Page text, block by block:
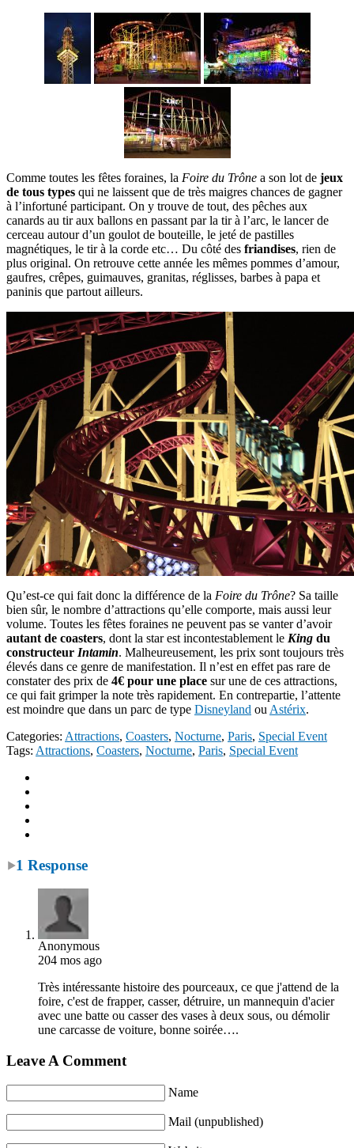
Comme toutes les fêtes foraines, la Foire du Trône a son lot de jeux
de tous types qui ne laissent que de très maigres chances de gagner
à l’infortuné participant. On y trouve de tout, des pêches aux
canards au tir aux ballons en passant par la tir à l’arc, le lancer de
cerceau autour d’un goulot de bouteille, le jeté de pastilles
magnétiques, le tir à la corde etc… Du côté des friandises, rien de
plus original. On retrouve cette année les mêmes pommes d’amour,
gaufres, crêpes, guimauves, granitas, réglisses, barbes à papa et
paninis que partout ailleurs.
Qu’est-ce qui fait donc la différence de la Foire du Trône? Sa taille
bien sûr, le nombre d’attractions qu’elle comporte, mais aussi leur
volume. Toutes les fêtes foraines ne peuvent pas se vanter d’avoir
autant de coasters, dont la star est incontestablement le King du
constructeur Intamin. Malheureusement, les prix sont toujours très
élevés dans ce genre de manifestation. Il n’est en effet pas rare de
constater des prix de 4€ pour une place sur une de ces attractions,
ce qui fait grimper la note très rapidement. En contrepartie, l’attente
est moindre que dans un parc de type Disneyland ou Astérix.
Categories: Attractions, Coasters, Nocturne, Paris, Special Event
Tags: Attractions, Coasters, Nocturne, Paris, Special Event
1 Response
Anonymous
204 mos ago
Très intéressante histoire des pourceaux, ce que j'attend de la
foire, c'est de frapper, casser, détruire, un mannequin d'acier
avec une batte ou casser des vases à deux sous, ou démolir
une carcasse de voiture, bonne soirée….
Leave A Comment
Name
Mail (unpublished)